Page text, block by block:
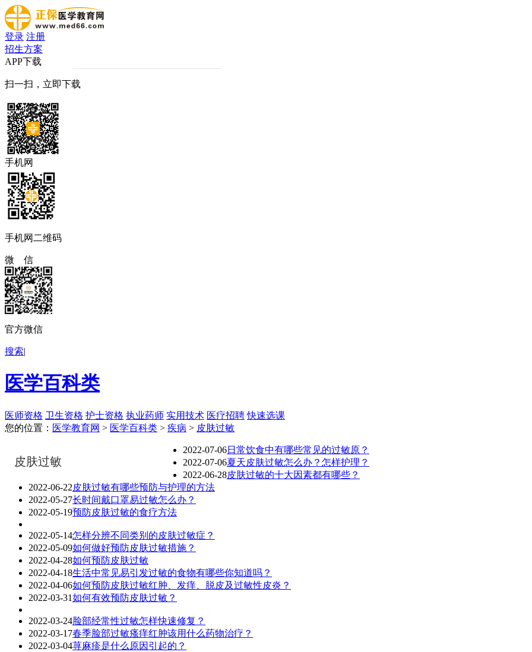
登录 注册
招生方案
APP下载
扫一扫，立即下载
手机网
手机网二维码
微 信
官方微信
搜索|
医学百科类
医师资格 卫生资格 护士资格 执业药师 实用技术 医疗招聘 快速选课
您的位置： 医学教育网 > 医学百科类 > 疾病 > 皮肤过敏
皮肤过敏
2022-07-06日常饮食中有哪些常见的过敏原？
2022-07-06夏天皮肤过敏怎么办？怎样护理？
2022-06-28皮肤过敏的十大因素都有哪些？
2022-06-22皮肤过敏有哪些预防与护理的方法
2022-05-27长时间戴口罩易过敏怎么办？
2022-05-19预防皮肤过敏的食疗方法
2022-05-14怎样分辨不同类别的皮肤过敏症？
2022-05-09如何做好预防皮肤过敏措施？
2022-04-28如何预防皮肤过敏
2022-04-18生活中常见易引发过敏的食物有哪些你知道吗？
2022-04-06如何预防皮肤过敏红肿、发痒、脱皮及过敏性皮炎？
2022-03-31如何有效预防皮肤过敏？
2022-03-24脸部经常性过敏怎样快速修复？
2022-03-17春季脸部过敏瘙痒红肿该用什么药物治疗？
2022-03-04荨麻疹是什么原因引起的？